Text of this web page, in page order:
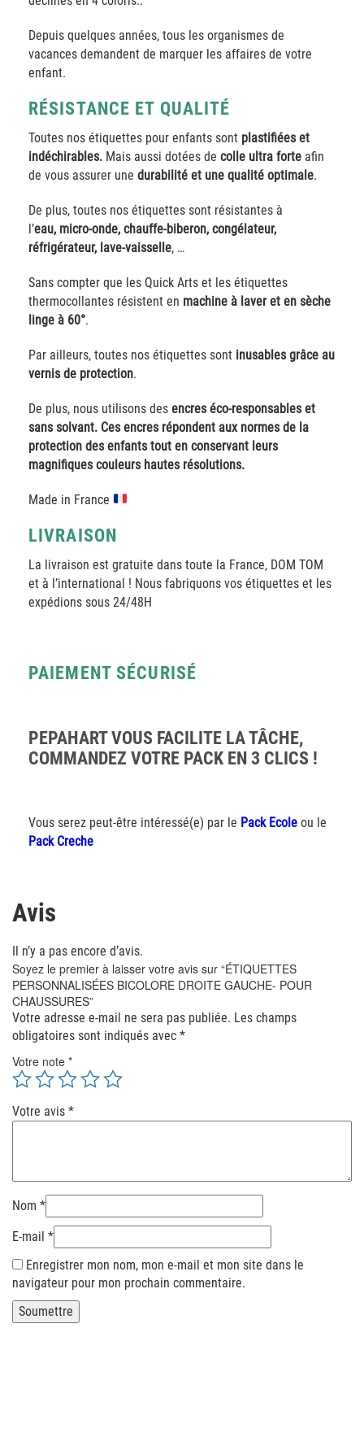
Depuis quelques années, tous les organismes de
vacances demandent de marquer les affaires de votre
enfant.
RÉSISTANCE ET QUALITÉ
Toutes nos étiquettes pour enfants sont plastifiées et
indéchirables. Mais aussi dotées de colle ultra forte afin
de vous assurer une durabilité et une qualité optimale.
De plus, toutes nos étiquettes sont résistantes à
l’eau, micro-onde, chauffe-biberon, congélateur,
réfrigérateur, lave-vaisselle, …
Sans compter que les Quick Arts et les étiquettes
thermocollantes résistent en machine à laver et en sèche
linge à 60°.
Par ailleurs, toutes nos étiquettes sont inusables grâce au
vernis de protection.
De plus, nous utilisons des encres éco-responsables et
sans solvant. Ces encres répondent aux normes de la
protection des enfants tout en conservant leurs
magnifiques couleurs hautes résolutions.
Made in France
LIVRAISON
La livraison est gratuite dans toute la France, DOM TOM
et à l’international ! Nous fabriquons vos étiquettes et les
expédions sous 24/48H
PAIEMENT SÉCURISÉ
PEPAHART VOUS FACILITE LA TÂCHE,
COMMANDEZ VOTRE PACK EN 3 CLICS !
Vous serez peut-être intéressé(e) par le Pack Ecole ou le
Pack Creche
Avis
Il n’y a pas encore d’avis.
Soyez le premier à laisser votre avis sur “ÉTIQUETTES
PERSONNALISÉES BICOLORE DROITE GAUCHE- POUR
CHAUSSURES”
Votre adresse e-mail ne sera pas publiée. Les champs
obligatoires sont indiqués avec *
Votre note *
Votre avis *
Nom *
E-mail *
Enregistrer mon nom, mon e-mail et mon site dans le
navigateur pour mon prochain commentaire.